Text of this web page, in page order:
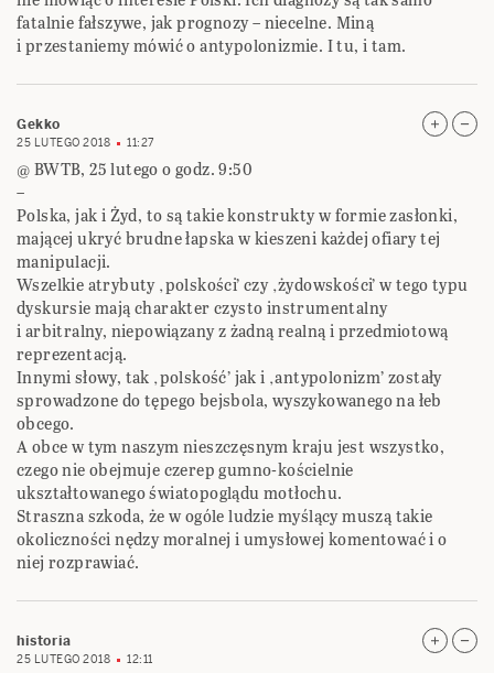
fatalnie fałszywe, jak prognozy – niecelne. Miną
i przestaniemy mówić o antypolonizmie. I tu, i tam.
Gekko
25 LUTEGO 2018 11:27
@ BWTB, 25 lutego o godz. 9:50
–
Polska, jak i Żyd, to są takie konstrukty w formie zasłonki,
mającej ukryć brudne łapska w kieszeni każdej ofiary tej
manipulacji.
Wszelkie atrybuty ‚polskości’ czy ‚żydowskości’ w tego typu
dyskursie mają charakter czysto instrumentalny
i arbitralny, niepowiązany z żadną realną i przedmiotową
reprezentacją.
Innymi słowy, tak ‚polskość’ jak i ‚antypolonizm’ zostały
sprowadzone do tępego bejsbola, wyszykowanego na łeb
obcego.
A obce w tym naszym nieszczęsnym kraju jest wszystko,
czego nie obejmuje czerep gumno-kościelnie
ukształtowanego światopoglądu motłochu.
Straszna szkoda, że w ogóle ludzie myślący muszą takie
okoliczności nędzy moralnej i umysłowej komentować i o
niej rozprawiać.
historia
25 LUTEGO 2018 12:11